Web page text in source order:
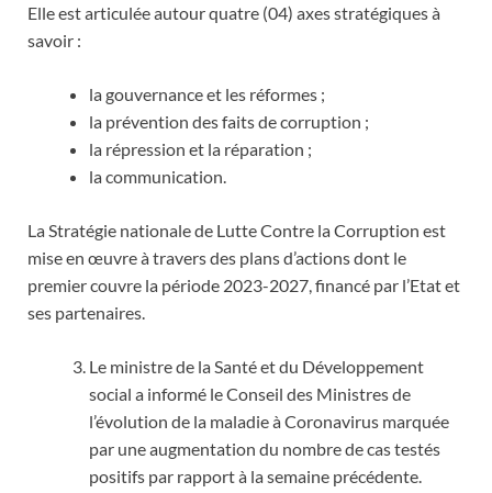
Elle est articulée autour quatre (04) axes stratégiques à
savoir :
la gouvernance et les réformes ;
la prévention des faits de corruption ;
la répression et la réparation ;
la communication.
La Stratégie nationale de Lutte Contre la Corruption est
mise en œuvre à travers des plans d’actions dont le
premier couvre la période 2023-2027, financé par l’Etat et
ses partenaires.
Le ministre de la Santé et du Développement
social a informé le Conseil des Ministres de
l’évolution de la maladie à Coronavirus marquée
par une augmentation du nombre de cas testés
positifs par rapport à la semaine précédente.